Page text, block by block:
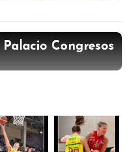
Congresos